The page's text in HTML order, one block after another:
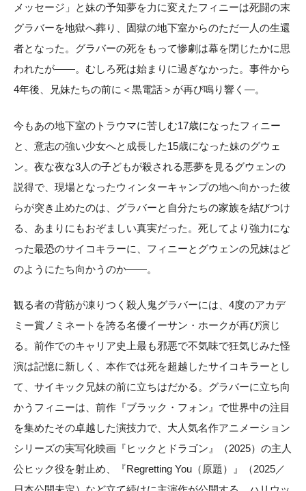
メッセージ」と妹の予知夢を力に変えたフィニーは死闘の末
グラバーを地獄へ葬り、固獄の地下室からのただ一人の生還
者となった。グラバーの死をもって惨劇は幕を閉じたかに思
われたが——。むしろ死は始まりに過ぎなかった。事件から
4年後、兄妹たちの前に＜黒電話＞が再び鳴り響く—。
今もあの地下室のトラウマに苦しむ17歳になったフィニー
と、意志の強い少女へと成長した15歳になった妹のグウェ
ン。夜な夜な3人の子どもが殺される悪夢を見るグウェンの
説得で、現場となったウィンターキャンプの地へ向かった彼
らが突き止めたのは、グラバーと自分たちの家族を結びつけ
る、あまりにもおぞましい真実だった。死してより強力にな
った最恐のサイコキラーに、フィニーとグウェンの兄妹はど
のようにたち向かうのか——。
観る者の背筋が凍りつく殺人鬼グラバーには、4度のアカデ
ミー賞ノミネートを誇る名優イーサン・ホークが再び演じ
る。前作でのキャリア史上最も邪悪で不気味で狂気じみた怪
演は記憶に新しく、本作では死を超越したサイコキラーとし
て、サイキック兄妹の前に立ちはだかる。グラバーに立ち向
かうフィニーは、前作『ブラック・フォン』で世界中の注目
を集めたその卓越した演技力で、大人気名作アニメーション
シリーズの実写化映画『ヒックとドラゴン』（2025）の主人
公ヒック役を射止め、『Regretting You（原題）』（2025／